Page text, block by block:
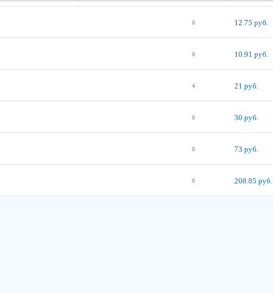
0 12.75 руб.
0 10.91 руб.
4 21 руб.
0 30 руб.
0 73 руб.
0 208.85 руб.